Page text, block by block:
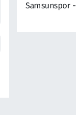
Samsunspor